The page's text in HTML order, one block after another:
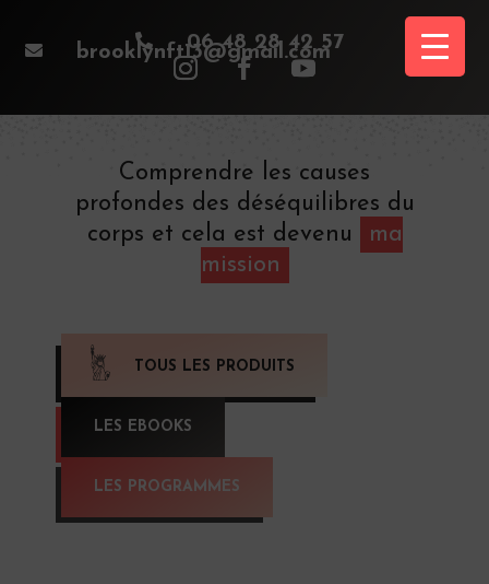
 06 48 28 42 57
 brooklynft13@gmail.com
Comprendre les causes
profondes des déséquilibres du
corps et cela est devenu
ma
mission
TOUS LES PRODUITS
LES EBOOKS
LES PROGRAMMES